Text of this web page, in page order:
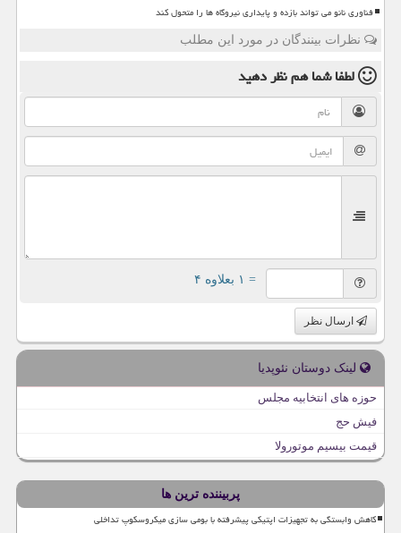
فناوری نانو می تواند بازده و پایداری نیروگاه ها را متحول کند
نظرات بینندگان در مورد این مطلب
لطفا شما همنظر دهید
= ۱ بعلاوه ۴
ارسال نظر
لینک دوستان نئوپدیا
حوزه های انتخابیه مجلس
فیش حج
قیمت بیسیم موتورولا
پربیننده ترین ها
کاهش وابستگی به تجهیزات اپتیکی پیشرفته با بومی سازی میکروسکوپ تداخلی